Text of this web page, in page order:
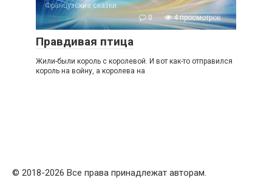
Французские сказки
0
4 просмотров
Правдивая птица
Жили-были король с королевой. И вот как-то отправился
король на войну, а королева на
© 2018-2026 Все права принадлежат авторам.